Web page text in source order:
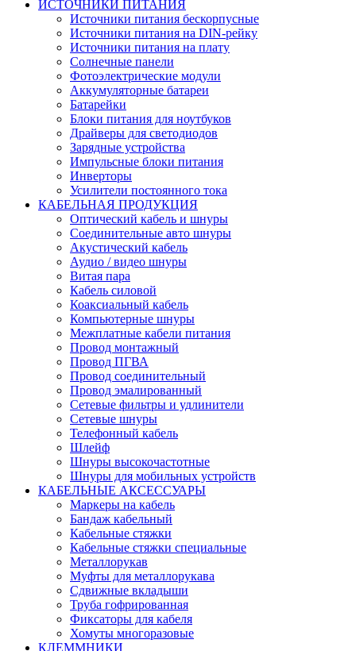
ИСТОЧНИКИ ПИТАНИЯ
Источники питания бескорпусные
Источники питания на DIN-рейку
Источники питания на плату
Солнечные панели
Фотоэлектрические модули
Аккумуляторные батареи
Батарейки
Блоки питания для ноутбуков
Драйверы для светодиодов
Зарядные устройства
Импульсные блоки питания
Инверторы
Усилители постоянного тока
КАБЕЛЬНАЯ ПРОДУКЦИЯ
Оптический кабель и шнуры
Соединительные авто шнуры
Акустический кабель
Аудио / видео шнуры
Витая пара
Кабель силовой
Коаксиальный кабель
Компьютерные шнуры
Межплатные кабели питания
Провод монтажный
Провод ПГВА
Провод соединительный
Провод эмалированный
Сетевые фильтры и удлинители
Сетевые шнуры
Телефонный кабель
Шлейф
Шнуры высокочастотные
Шнуры для мобильных устройств
КАБЕЛЬНЫЕ АКСЕССУАРЫ
Маркеры на кабель
Бандаж кабельный
Кабельные стяжки
Кабельные стяжки специальные
Металлорукав
Муфты для металлорукава
Сдвижные вкладыши
Труба гофрированная
Фиксаторы для кабеля
Хомуты многоразовые
КЛЕММНИКИ